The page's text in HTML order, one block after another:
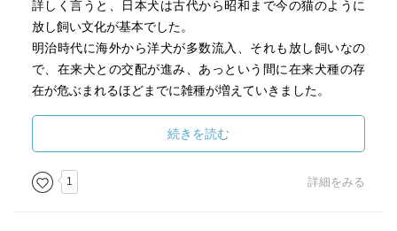
詳しく言うと、日本犬は古代から昭和まで今の猫のように
放し飼い文化が基本でした。
明治時代に海外から洋犬が多数流入、それも放し飼いなの
で、在来犬との交配が進み、あっという間に在来犬種の存
在が危ぶまれるほどまでに雑種が増えていきました。
しかしその時点で、立ち耳・巻尾の特徴を備えた犬はほと
んどいなく、辛うじて、山間部の猟犬だけはまだ比較的純
潔が残っていたので、それらを発掘し、保存が行われてい
続きを読む
1 詳細をみる